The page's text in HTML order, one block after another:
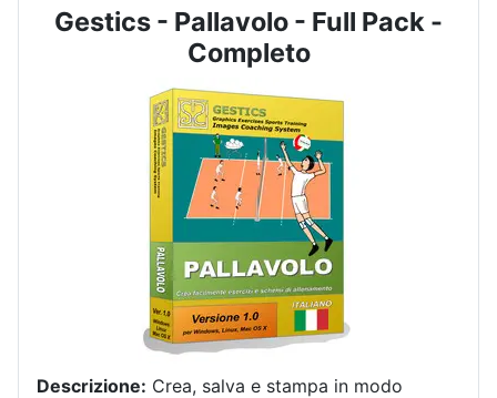
Gestics - Pallavolo - Full Pack -
Completo
Descrizione: Crea, salva e stampa in modo